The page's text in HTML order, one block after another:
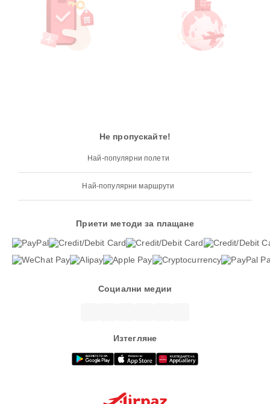
Не пропускайте!
Най-популярни полети
Най-популярни маршрути
Приети методи за плащане
Социални медии
Изтегляне